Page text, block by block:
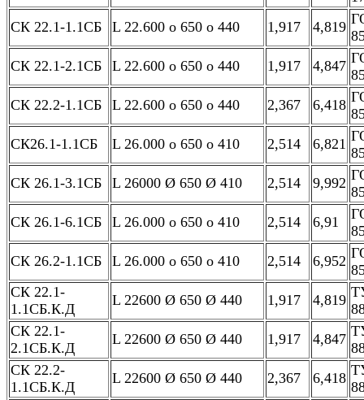
СК 22.1-1.1СБ
L 22.600 о 650 о 440 1,917 4,819
СК 22.1-2.1СБ
L 22.600 о 650 о 440 1,917 4,847
СК 22.2-1.1СБ
L 22.600 о 650 о 440 2,367 6,418
СК26.1-1.1СБ
L 26.000 о 650 о 410 2,514 6,821
СК 26.1-3.1СБ
L 26000 Ø 650 Ø 410 2,514 9,992
СК 26.1-6.1СБ
L 26.000 о 650 о 410 2,514 6,91
СК 26.2-1.1СБ
L 26.000 о 650 о 410 2,514 6,952
СК 22.1-
1.1СБ.К.Д
L 22600 Ø 650 Ø 440 1,917 4,819
СК 22.1-
2.1СБ.К.Д
L 22600 Ø 650 Ø 440 1,917 4,847
СК 22.2-
1.1СБ.К.Д
L 22600 Ø 650 Ø 440 2,367 6,418